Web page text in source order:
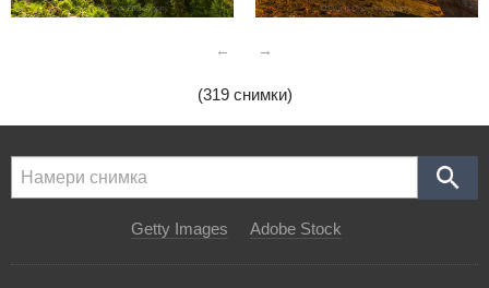
← →
(319 снимки)
Getty Images Adobe Stock